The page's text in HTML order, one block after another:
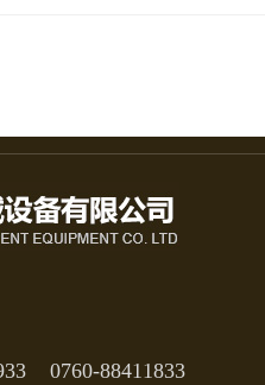
0760-88411833